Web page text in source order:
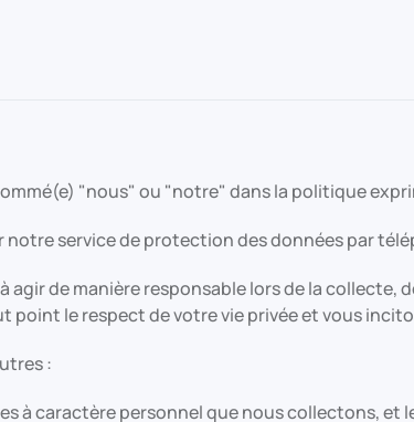
"nous" ou "notre" dans la politique
service de protection des données par
agir de manière responsable lors de la
point le respect de votre vie privée et vous
:
à caractère personnel que nous collectons, et